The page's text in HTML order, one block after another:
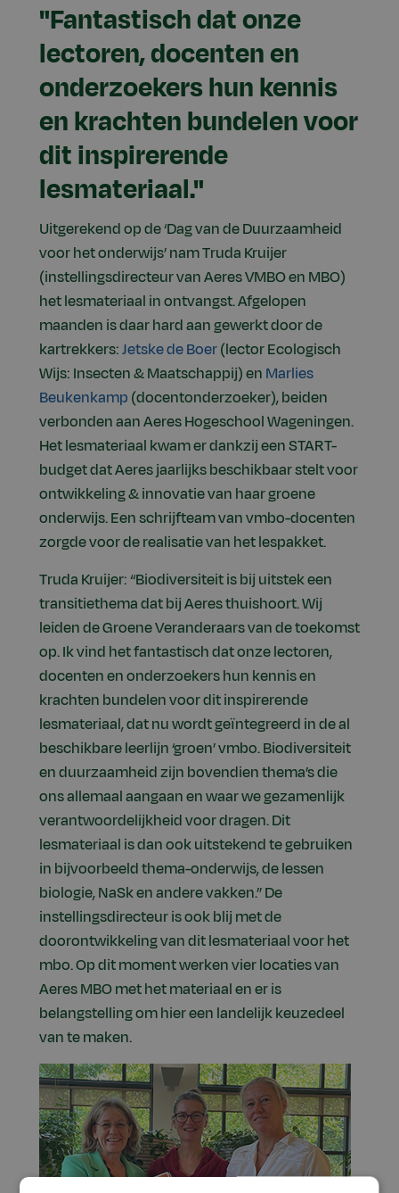
"Fantastisch dat onze
lectoren, docenten en
onderzoekers hun kennis
en krachten bundelen voor
dit inspirerende
lesmateriaal."
Uitgerekend op de ‘Dag van de Duurzaamheid
voor het onderwijs’ nam Truda Kruijer
(instellingsdirecteur van Aeres VMBO en MBO)
het lesmateriaal in ontvangst. Afgelopen
maanden is daar hard aan gewerkt door de
kartrekkers:Jetske de Boer(lector Ecologisch
Wijs: Insecten & Maatschappij) en Marlies
Beukenkamp (docentonderzoeker), beiden
verbonden aan Aeres Hogeschool Wageningen.
Het lesmateriaal kwam er dankzij een START-
budget dat Aeres jaarlijks beschikbaar stelt voor
ontwikkeling & innovatie van haar groene
onderwijs. Een schrijfteam van vmbo-docenten
zorgde voor de realisatie van het lespakket.
Truda Kruijer: “Biodiversiteit is bij uitstek een
transitiethema dat bij Aeres thuishoort. Wij
leiden de Groene Veranderaars van de toekomst
op. Ik vind het fantastisch dat onze lectoren,
docenten en onderzoekers hun kennis en
krachten bundelen voor dit inspirerende
lesmateriaal, dat nu wordt geïntegreerd in de al
beschikbare leerlijn ‘groen’ vmbo. Biodiversiteit
en duurzaamheid zijn bovendien thema’s die
ons allemaal aangaan en waar we gezamenlijk
verantwoordelijkheid voor dragen. Dit
lesmateriaal is dan ook uitstekend te gebruiken
in bijvoorbeeld thema-onderwijs, de lessen
biologie, NaSk en andere vakken.” De
instellingsdirecteur is ook blij met de
doorontwikkeling van dit lesmateriaal voor het
mbo. Op dit moment werken vier locaties van
Aeres MBO met het materiaal en er is
belangstelling om hier een landelijk keuzedeel
van te maken.